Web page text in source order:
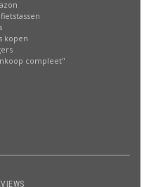
kopen
compleet"